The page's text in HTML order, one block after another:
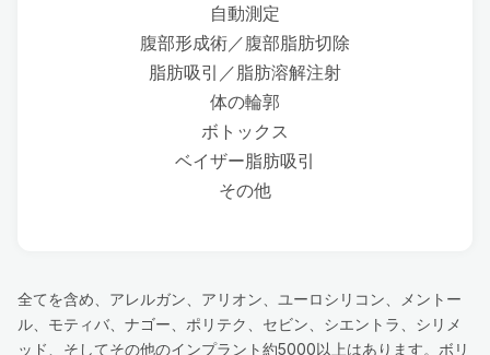
自動測定
腹部形成術／腹部脂肪切除
脂肪吸引／脂肪溶解注射
体の輪郭
ボトックス
ベイザー脂肪吸引
その他
全てを含め、アレルガン、アリオン、ユーロシリコン、メントー
ル、モティバ、ナゴー、ポリテク、セビン、シエントラ、シリメ
ッド、そしてその他のインプラント約5000以上はあります。ボリ